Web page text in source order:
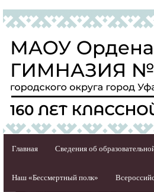
Главная Сведения об
Наш «Бессмертный полк»